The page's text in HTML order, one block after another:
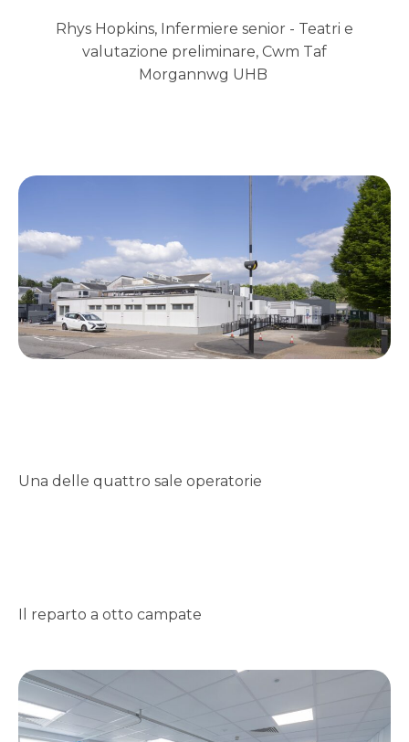
Rhys Hopkins, Infermiere senior - Teatri e
valutazione preliminare, Cwm Taf
Morgannwg UHB
Una delle quattro sale operatorie
Il reparto a otto campate